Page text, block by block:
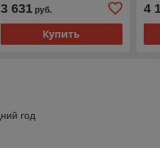
3 631руб.
Купить
4
год